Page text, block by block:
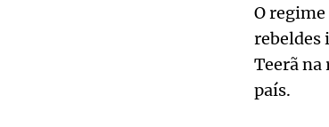
O
rebeldes
Teerã
país.